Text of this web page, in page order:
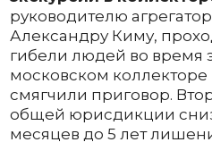
руководителю
Александру Киму,
гибели людей во время
московском
смягчили приговор.
общей юрисдикции
месяцев до 5 лет